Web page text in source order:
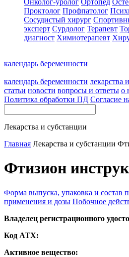
Онколог-уролог Ортопед
Проктолог Профпатолог
Сосудистый хирург
эксперт Сурдолог Терапевт
диагност Химиотерапевт
календарь беременности
календарь беременности лекарства
статьи новости вопросы и ответы о
Политика обработки ПД Согласие
Лекарства и субстанции
Главная Лекарства и субстанции
Фтизион
Форма выпуска, упаковка и состав
применения и дозы Побочное
Владелец регистрационного
Код ATX:
Активное вещество: